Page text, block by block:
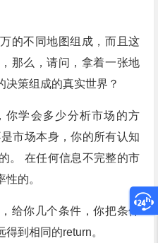
的不同地图组成，而且这
那么，请问，拿着一张地
决策组成的真实世界？
你学会多少分析市场的方
市场本身，你的所有认知
。 在任何信息不完整的市
的。
给你几个条件，你把条件
到相同的return。